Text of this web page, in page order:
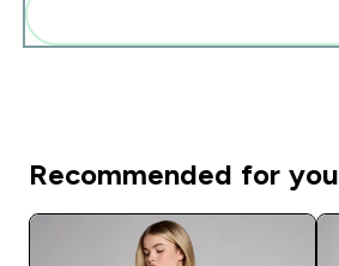
Recommended for you